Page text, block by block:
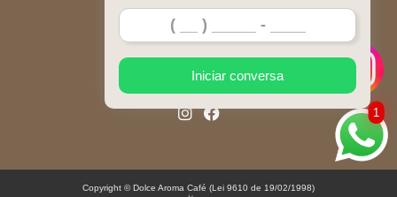
Contato
Mapa do site
1
Iniciar conversa
Copyright © Dolce Aroma Café (Lei 9610 de 19/02/1998)